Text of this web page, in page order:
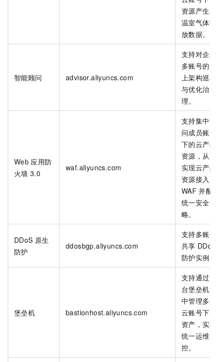
资源产生的
温室气体排
放数据。
智能顾问 advisor.aliyuncs.com
支持对企业
多账号的云
上架构巡检
与优化治
理。
Web 应用防
火墙 3.0
waf.aliyuncs.com
支持集中访
问成员账号
下的云产品
资源，从而
实现云产品
资源接入
WAF 并配
统一安全策
略。
DDoS 原生
防护
ddosbgp.aliyuncs.com
支持多账号
共享 DDoS
防护实例。
堡垒机 bastionhost.aliyuncs.com
支持通过一
台堡垒机集
中管理多个
云账号下的
资产，实现
统一运维管
控。